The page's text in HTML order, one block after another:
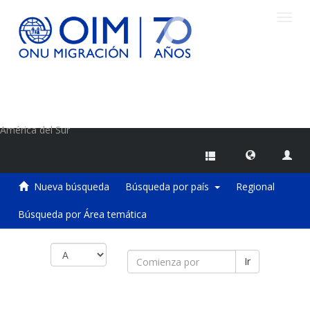
América del Sur
Nueva búsqueda Búsqueda por país Regional
Búsqueda por Área temática
Ir